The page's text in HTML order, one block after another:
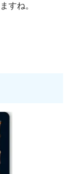
すね。